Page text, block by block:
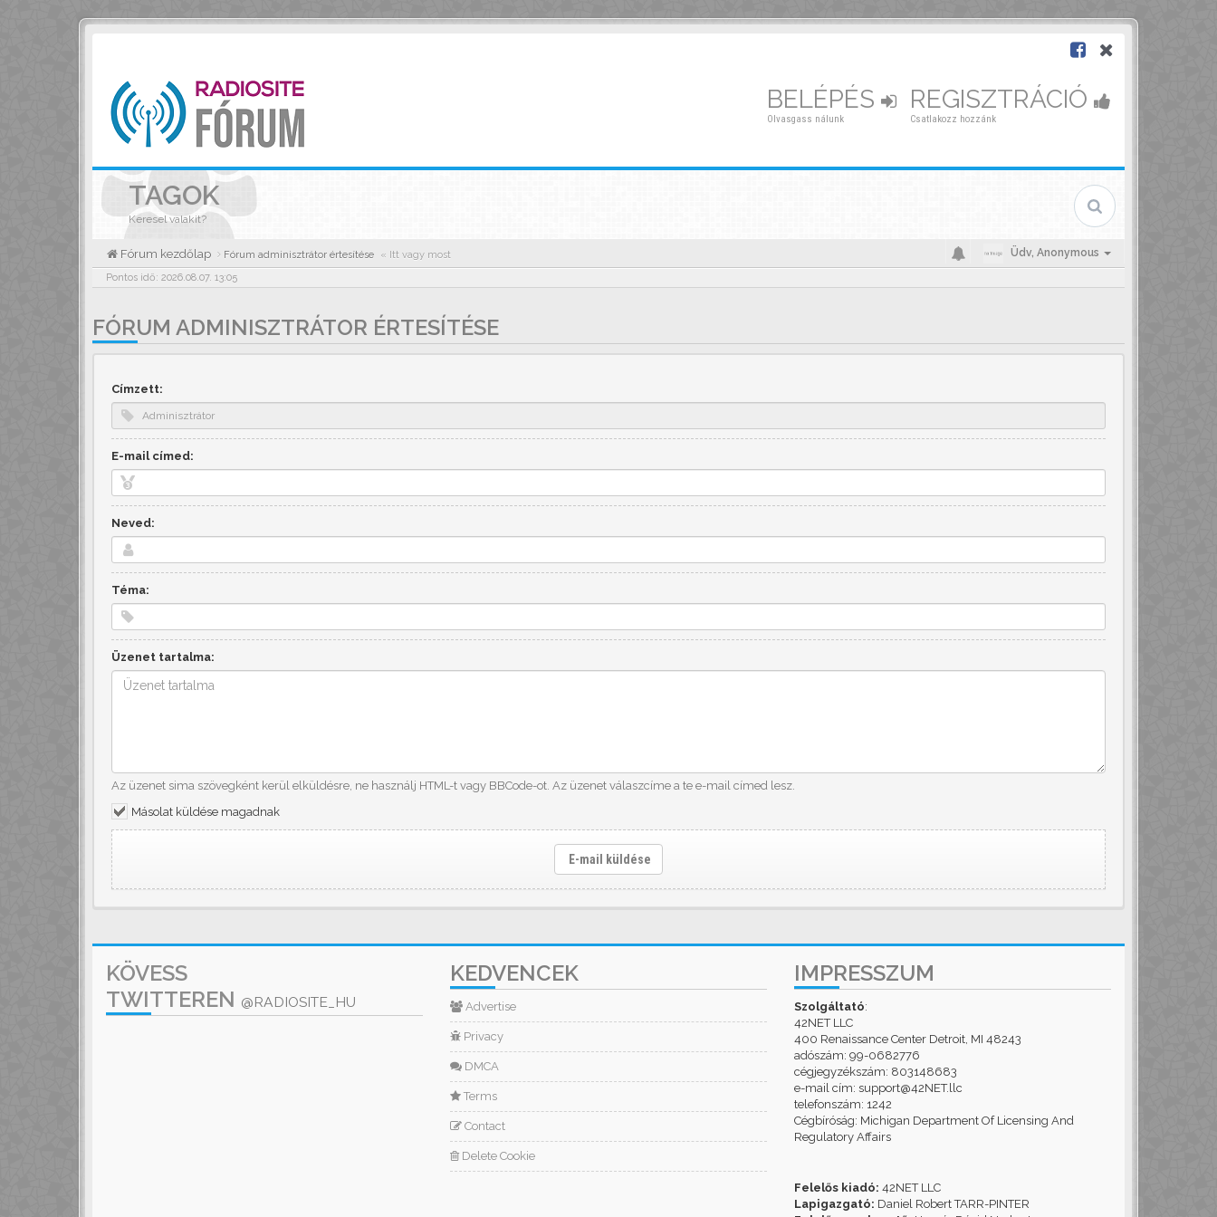
BELÉPÉS
Olvasgass nálunk
REGISZTRÁCIÓ
Csatlakozz hozzánk
TAGOK
Keresel valakit?
Fórum kezdőlap Fórum adminisztrátor értesítése « Itt vagy most Üdv, Anonymous
Pontos idő: 2026.08.07. 13:05
FÓRUM ADMINISZTRÁTOR ÉRTESÍTÉSE
Címzett:
E-mail címed:
Neved:
Téma:
Üzenet tartalma:
Az üzenet sima szövegként kerül elküldésre, ne használj HTML-t vagy BBCode-ot. Az üzenet válaszcíme a te e-mail címed lesz.
Másolat küldése magadnak
E-mail küldése
KÖVESS
TWITTEREN @RADIOSITE_HU
KEDVENCEK
Advertise
Privacy
DMCA
Terms
Contact
Delete Cookie
IMPRESSZUM
Szolgáltató:
42NET LLC
400 Renaissance Center Detroit, MI 48243
adószám: 99-0682776
cégjegyzékszám: 803148683
e-mail cím: support@42NET.llc
telefonszám: 1242
Cégbíróság: Michigan Department Of Licensing And
Regulatory Affairs
Felelős kiadó: 42NET LLC
Lapigazgató: Daniel Robert TARR-PINTER